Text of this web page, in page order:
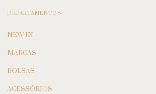
DEPARTAMENTOS
NEW IN
MARCAS
BOLSAS
ACESSÓRIOS